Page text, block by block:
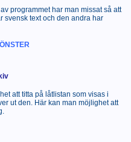
programmet har man missat så att
svensk text och den andra har
att titta på låtlistan som visas i
ut den. Här kan man möjlighet att